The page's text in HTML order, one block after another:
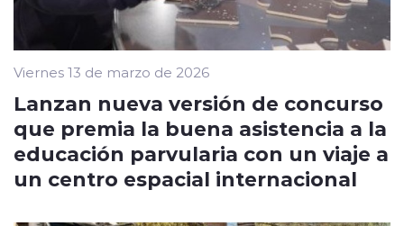
Viernes 13 de marzo de 2026
Lanzan nueva versión de concurso
que premia la buena asistencia a la
educación parvularia con un viaje a
un centro espacial internacional